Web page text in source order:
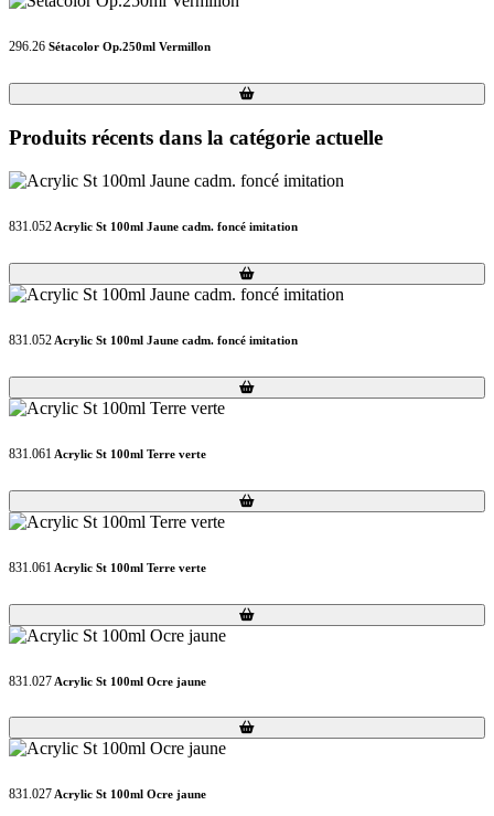
296.26 Sétacolor Op.250ml Vermillon
Loading...
Loading...
Produits récents dans la catégorie actuelle
831.052 Acrylic St 100ml Jaune cadm. foncé imitation
Loading...
Loading...
831.052 Acrylic St 100ml Jaune cadm. foncé imitation
Loading...
Loading...
831.061 Acrylic St 100ml Terre verte
Loading...
Loading...
831.061 Acrylic St 100ml Terre verte
Loading...
Loading...
831.027 Acrylic St 100ml Ocre jaune
Loading...
Loading...
831.027Acrylic St 100ml Ocre jaune